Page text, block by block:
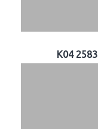
K04 2583